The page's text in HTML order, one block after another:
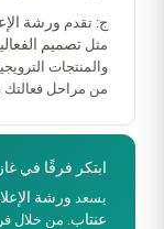
ج: تقدم ورشة
مثل تصميم
والمنتجات
من مراحل
ابتكر فرقًا في
يسعد ورشة
عنتاب. من خلال